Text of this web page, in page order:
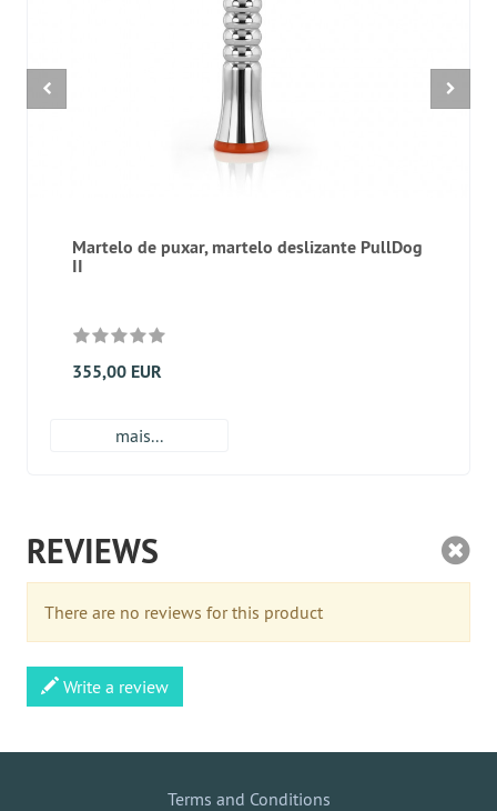
Martelo de puxar, martelo deslizante PullDog
II
355,00 EUR
mais...
REVIEWS
There are no reviews for this product
Write a review
Terms and Conditions